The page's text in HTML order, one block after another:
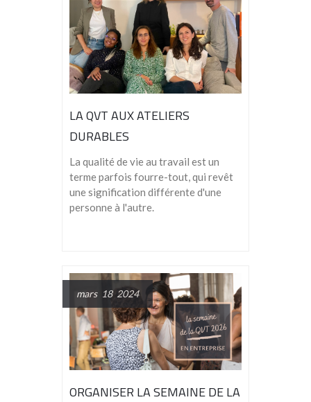
LA QVT AUX ATELIERS
DURABLES
La qualité de vie au travail est un
terme parfois fourre-tout, qui revêt
une signification différente d'une
personne à l'autre.
mars 18 2024
ORGANISER LA SEMAINE DE LA